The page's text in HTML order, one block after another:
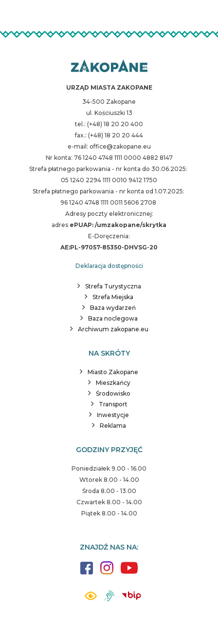
URZĄD MIASTA ZAKOPANE
34-500 Zakopane
ul. Kościuszki 13
tel.: (+48) 18 20 20 400
fax.: (+48) 18 20 20 444
e-mail: office@zakopane.eu
Nr konta: 76 1240 4748 1111 0000 4882 8147
Strefa płatnego parkowania - nr konta do 30.06.2025:
05 1240 2294 1111 0010 9412 1750
Strefa płatnego parkowania - nr konta od 1.07.2025:
96 1240 4748 1111 0011 5606 2708
Adresy poczty elektronicznej:
adres ePUAP: /umzakopane/skrytka
E-Doręczenia:
AE:PL-97057-85350-DHVSG-20
Deklaracja dostępności
Strefa Turystyczna
Strefa Miejska
Baza wydarzeń
Baza noclegowa
Archiwum zakopane.eu
NA SKRÓTY
Miasto Zakopane
Mieszkańcy
Środowisko
Transport
Inwestycje
Reklama
GODZINY PRZYJĘĆ
Poniedziałek 9.00 - 16.00
Wtorek 8.00 - 14.00
Środa 8.00 - 13.00
Czwartek 8.00 - 14.00
Piątek 8.00 - 14.00
ZNAJDŹ NAS NA: